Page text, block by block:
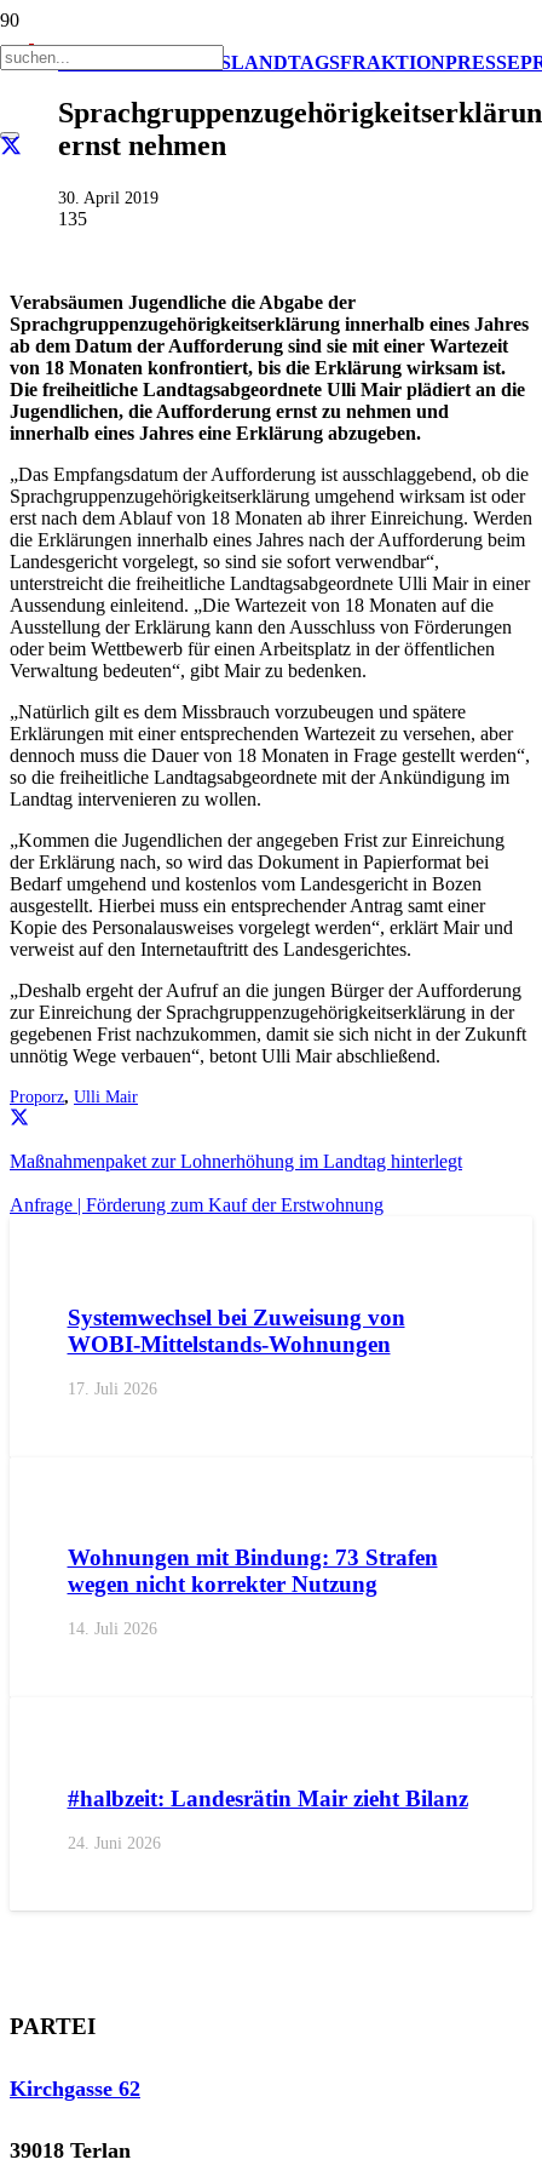
AKTUELL IMPULSLANDTAGSFRAKTIONPRESSE
ernst nehmen
30. April 2019
135
Verabsäumen Jugendliche die Abgabe der
Sprachgruppenzugehörigkeitserklärung innerhalb eines Jahres
ab dem Datum der Aufforderung sind sie mit einer Wartezeit
von 18 Monaten konfrontiert, bis die Erklärung wirksam ist.
Die freiheitliche Landtagsabgeordnete Ulli Mair plädiert an die
Jugendlichen, die Aufforderung ernst zu nehmen und
innerhalb eines Jahres eine Erklärung abzugeben.
„Das Empfangsdatum der Aufforderung ist ausschlaggebend, ob die
Sprachgruppenzugehörigkeitserklärung umgehend wirksam ist oder
erst nach dem Ablauf von 18 Monaten ab ihrer Einreichung. Werden
die Erklärungen innerhalb eines Jahres nach der Aufforderung beim
Landesgericht vorgelegt, so sind sie sofort verwendbar“,
unterstreicht die freiheitliche Landtagsabgeordnete Ulli Mair in einer
Aussendung einleitend. „Die Wartezeit von 18 Monaten auf die
Ausstellung der Erklärung kann den Ausschluss von Förderungen
oder beim Wettbewerb für einen Arbeitsplatz in der öffentlichen
Verwaltung bedeuten“, gibt Mair zu bedenken.
„Natürlich gilt es dem Missbrauch vorzubeugen und spätere
Erklärungen mit einer entsprechenden Wartezeit zu versehen, aber
dennoch muss die Dauer von 18 Monaten in Frage gestellt werden“,
so die freiheitliche Landtagsabgeordnete mit der Ankündigung im
Landtag intervenieren zu wollen.
„Kommen die Jugendlichen der angegeben Frist zur Einreichung
der Erklärung nach, so wird das Dokument in Papierformat bei
Bedarf umgehend und kostenlos vom Landesgericht in Bozen
ausgestellt. Hierbei muss ein entsprechender Antrag samt einer
Kopie des Personalausweises vorgelegt werden“, erklärt Mair und
verweist auf den Internetauftritt des Landesgerichtes.
„Deshalb ergeht der Aufruf an die jungen Bürger der Aufforderung
zur Einreichung der Sprachgruppenzugehörigkeitserklärung in der
gegebenen Frist nachzukommen, damit sie sich nicht in der Zukunft
unnötig Wege verbauen“, betont Ulli Mair abschließend.
Proporz, Ulli Mair
Maßnahmenpaket zur Lohnerhöhung im Landtag hinterlegt
Anfrage | Förderung zum Kauf der Erstwohnung
Systemwechsel bei Zuweisung von
WOBI-Mittelstands-Wohnungen
17. Juli 2026
Wohnungen mit Bindung: 73 Strafen
wegen nicht korrekter Nutzung
14. Juli 2026
#halbzeit: Landesrätin Mair zieht Bilanz
24. Juni 2026
PARTEI
Kirchgasse 62
39018 Terlan